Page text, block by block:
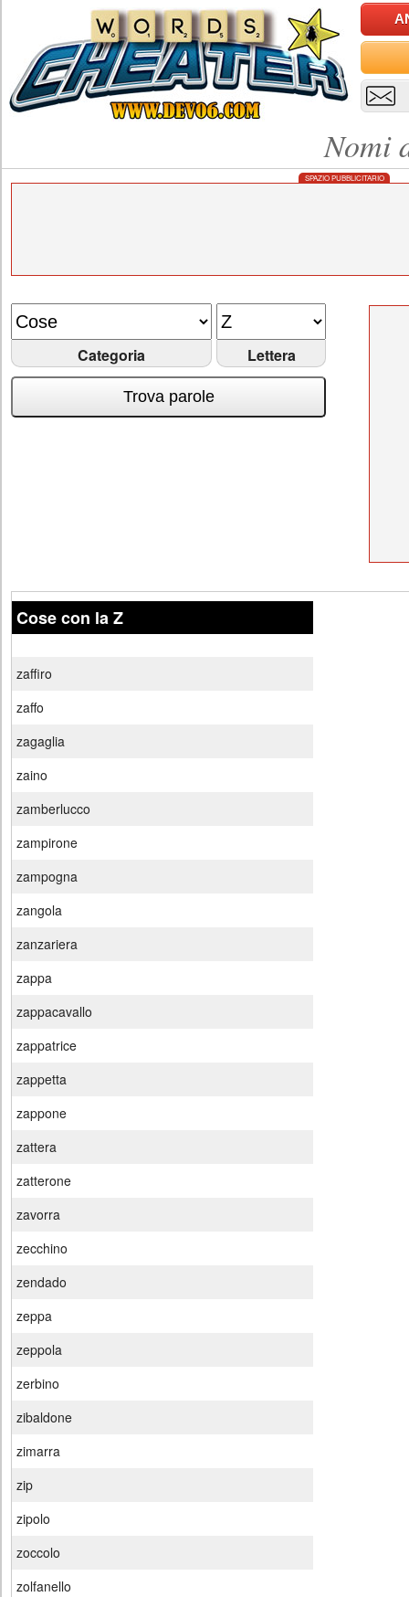
Nomi
SPAZIO PUBBLICITARIO
Categoria Lettera
Trova parole
Cose con la Z
zaffiro
zaffo
zagaglia
zaino
zamberlucco
zampirone
zampogna
zangola
zanzariera
zappa
zappacavallo
zappatrice
zappetta
zappone
zattera
zatterone
zavorra
zecchino
zendado
zeppa
zeppola
zerbino
zibaldone
zimarra
zip
zipolo
zoccolo
zolfanello